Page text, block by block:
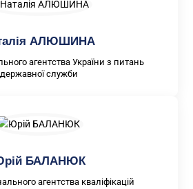
АЛЮШИНА
агентства України з питань
державної служби
БАЛАНЮК
агентства кваліфікацій